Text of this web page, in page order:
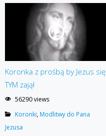
Koronka z prośbą by Jezus się
TYM zajął
56290 views
Koronki,Modlitwy do Pana
Jezusa